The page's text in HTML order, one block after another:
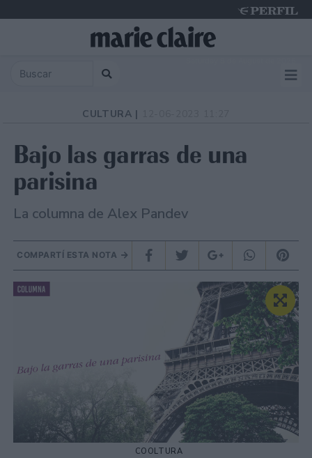
CULTURA |
Bajo las garras de una
parisina
La columna de Alex Pandev
COMPARTÍ ESTA NOTA
COOLTURA